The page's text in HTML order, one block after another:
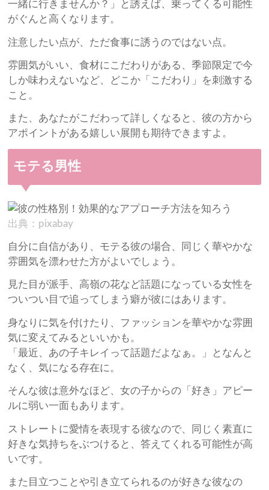
一緒に行きませんか？」と誘えば、乗ってくる可能性
がぐんと高くなります。
注意したい点が、ただ食事に誘うのではない点。
雰囲気がいい、食材にこだわりがある、季節限定で今
しか味わえないなど、どこか「こだわり」を刺激する
こと。
また、あなたがこだわって詳しくなると、彼の方から
アポイントがある嬉しい展開も期待できますよ。
モテる男性
出典：pixabay
自分に自信があり、モテる彼の場合、同じく華やかな
雰囲気を漂わせた方がよいでしょう。
見た目が派手、高嶺の花など話題になっている女性を
ついつい目で追ってしまう癖が彼にはあります。
身なりに気を付けたり、ファッションを華やかな雰囲
気に変えてみるといいかも。
「最近、あの子キレイって話題だよなぁ。」となんと
なく、気になる存在に。
そんな彼は意外なほど、女の子からの「好き」アピー
ルに弱い一面もあります。
ストレートに愛情を表現する彼なので、同じく素直に
好きな気持ちをぶつけると、答えてくれる可能性が高
いです。
また目立つことや引き立てられるのが好きな彼なの